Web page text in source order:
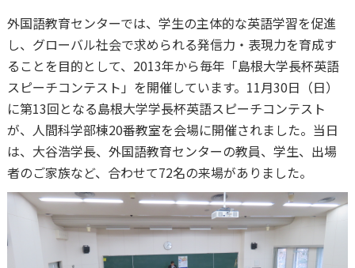
外国語教育センターでは、学生の主体的な英語学習を促進
し、グローバル社会で求められる発信力・表現力を育成す
ることを目的として、2013年から毎年「島根大学長杯英語
スピーチコンテスト」を開催しています。11月30日（日）
に第13回となる島根大学学長杯英語スピーチコンテスト
が、人間科学部棟20番教室を会場に開催されました。当日
は、大谷浩学長、外国語教育センターの教員、学生、出場
者のご家族など、合わせて72名の来場がありました。